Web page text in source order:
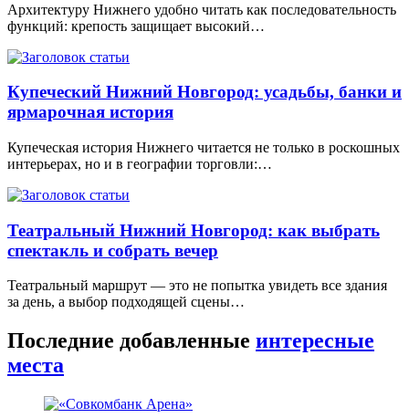
Архитектуру Нижнего удобно читать как последовательность
функций: крепость защищает высокий…
Купеческий Нижний Новгород: усадьбы, банки и
ярмарочная история
Купеческая история Нижнего читается не только в роскошных
интерьерах, но и в географии торговли:…
Театральный Нижний Новгород: как выбрать
спектакль и собрать вечер
Театральный маршрут — это не попытка увидеть все здания
за день, а выбор подходящей сцены…
Последние добавленные интересные
места